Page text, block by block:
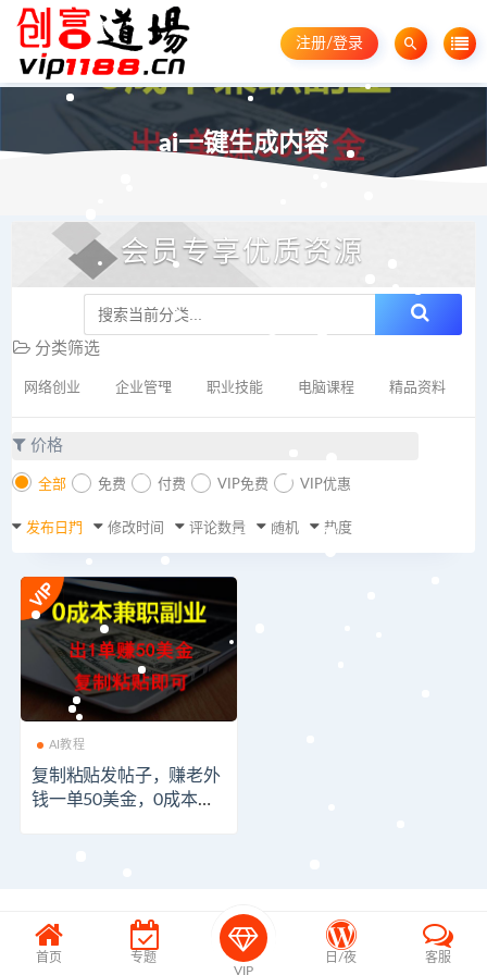
注册/登录
ai一键生成内容
会员专享优质资源
分类筛选
网络创业 企业管理 职业技能 电脑课程 精品资料
价格
全部 免费 付费 VIP免费 VIP优惠
发布日期 修改时间 评论数量 随机 热度
AI教程
复制粘贴发帖子，赚老外
钱一单50美金，0成本兼
首页
专题
VIP
日/夜 客服